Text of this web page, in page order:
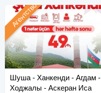
Шуша - Ханкенди - Агдам -
Ходжалы - Аскеран Иса
Агентство